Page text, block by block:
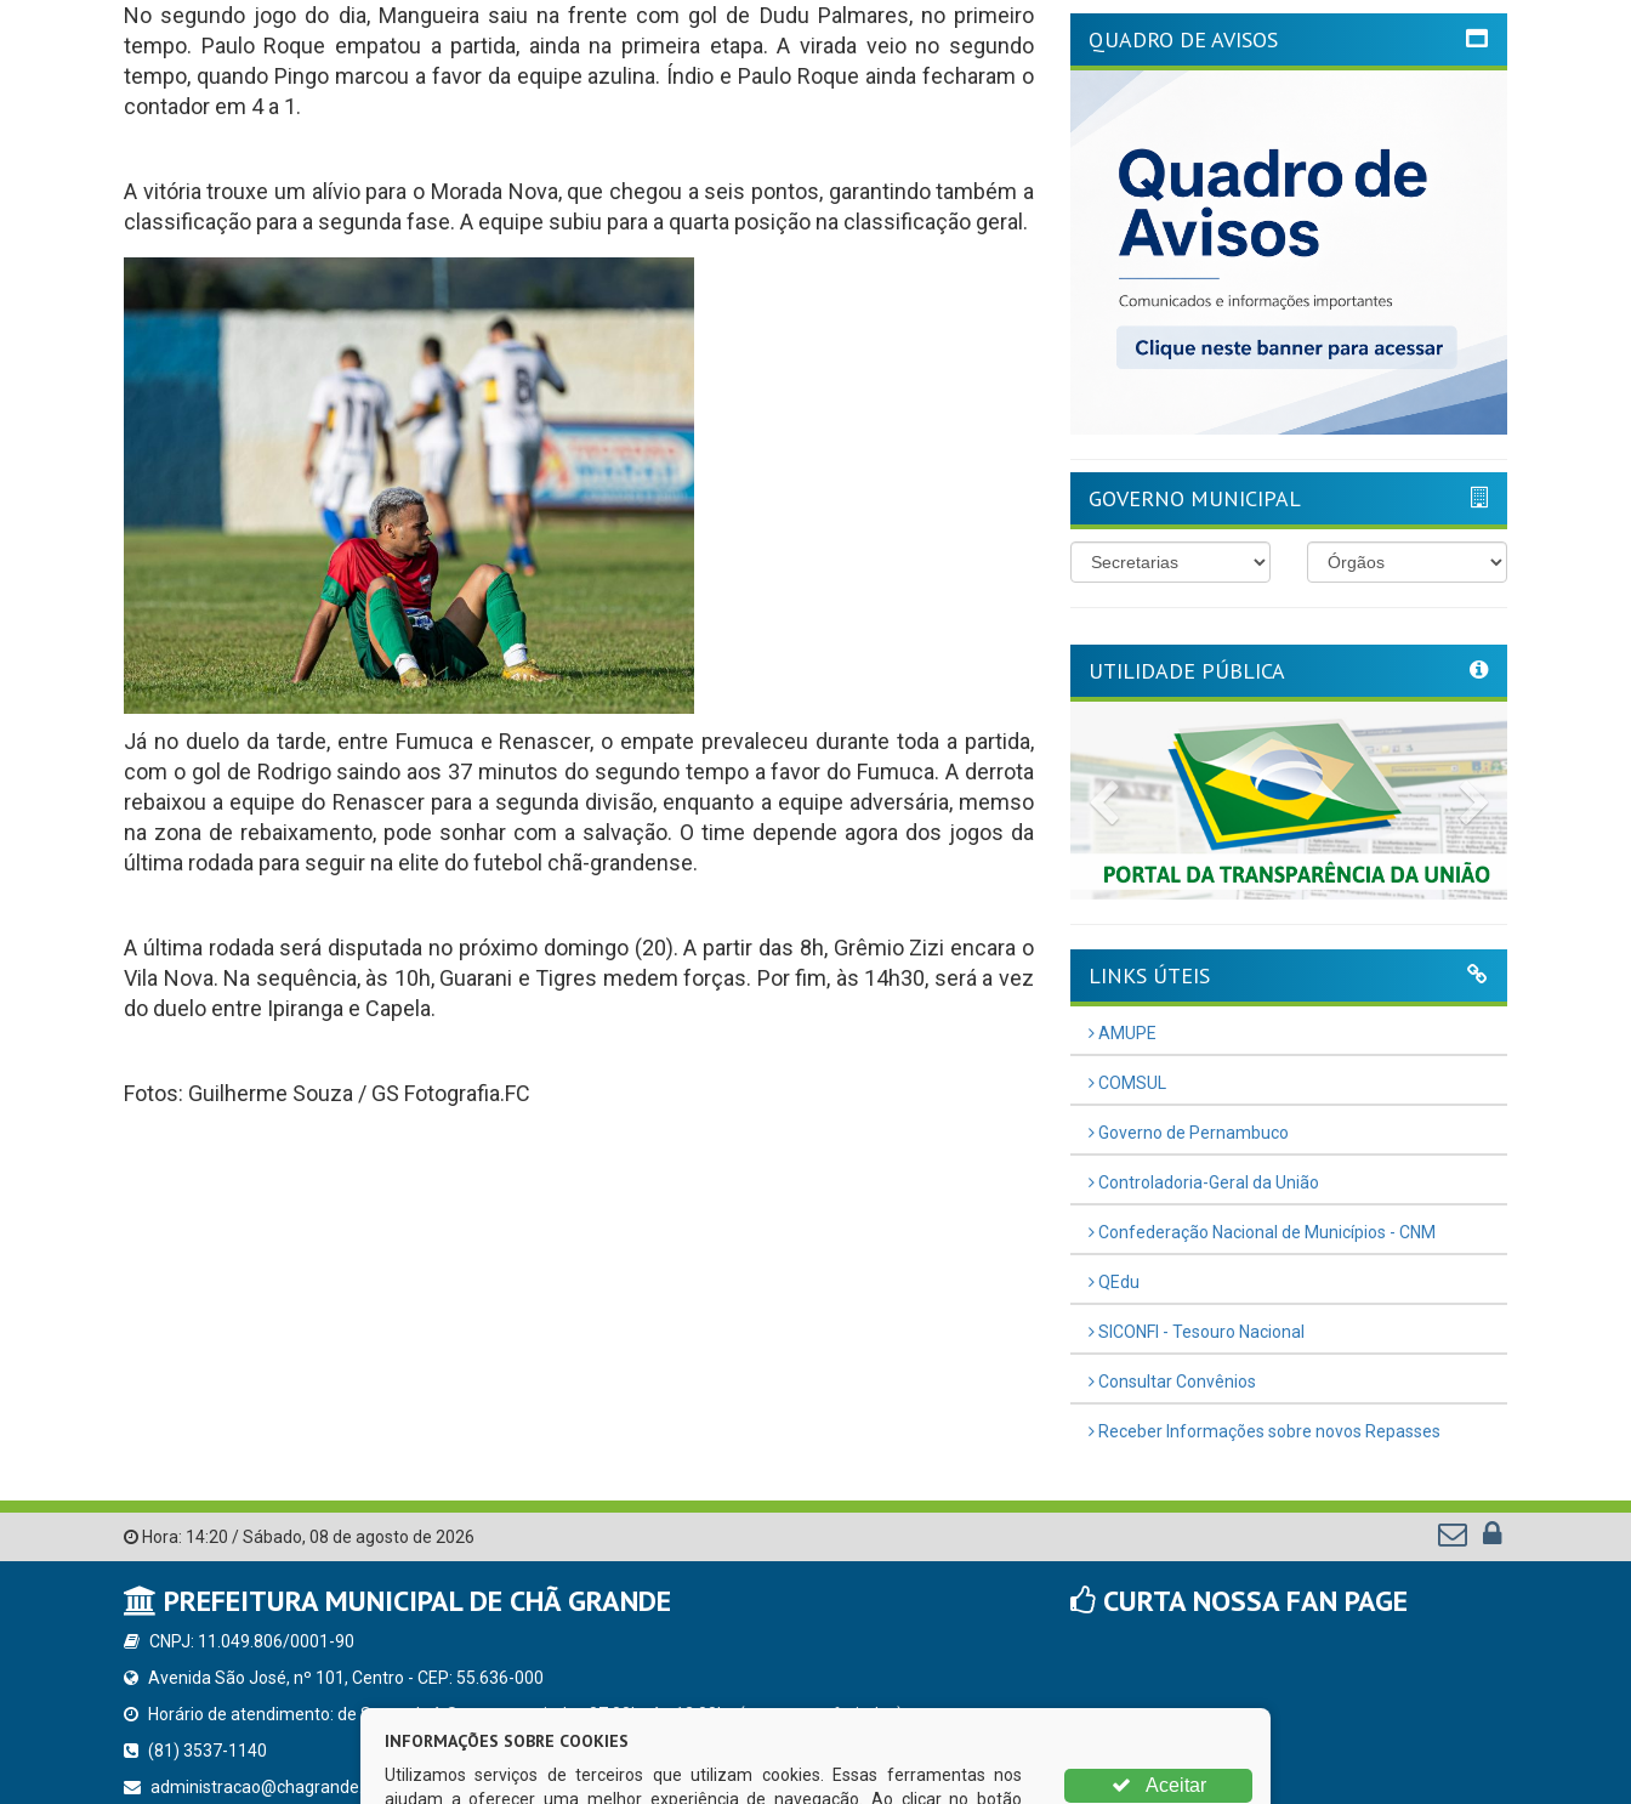
No segundo jogo do dia, Mangueira saiu na frente com gol de Dudu Palmares, no primeiro
tempo. Paulo Roque empatou a partida, ainda na primeira etapa. A virada veio no segundo
tempo, quando Pingo marcou a favor da equipe azulina. Índio e Paulo Roque ainda fecharam o
contador em 4 a 1.
A vitória trouxe um alívio para o Morada Nova, que chegou a seis pontos, garantindo também a
classificação para a segunda fase. A equipe subiu para a quarta posição na classificação geral.
Já no duelo da tarde, entre Fumuca e Renascer, o empate prevaleceu durante toda a partida,
com o gol de Rodrigo saindo aos 37 minutos do segundo tempo a favor do Fumuca. A derrota
rebaixou a equipe do Renascer para a segunda divisão, enquanto a equipe adversária, memso
na zona de rebaixamento, pode sonhar com a salvação. O time depende agora dos jogos da
última rodada para seguir na elite do futebol chã-grandense.
A última rodada será disputada no próximo domingo (20). A partir das 8h, Grêmio Zizi encara o
Vila Nova. Na sequência, às 10h, Guarani e Tigres medem forças. Por fim, às 14h30, será a vez
do duelo entre Ipiranga e Capela.
Fotos: Guilherme Souza / GS Fotografia.FC
QUADRO DE AVISOS
GOVERNO MUNICIPAL
UTILIDADE PÚBLICA
Previous
LINKS ÚTEIS
AMUPE
COMSUL
Governo de Pernambuco
Controladoria-Geral da União
Confederação Nacional de Municípios - CNM
QEdu
SICONFI - Tesouro Nacional
Consultar Convênios
Receber Informações sobre novos Repasses
Hora: 14:20 /Sábado, 08 de agosto de 2026
PREFEITURA MUNICIPAL DE CHÃ GRANDE
CNPJ: 11.049.806/0001-90
Avenida São José, nº 101, Centro - CEP: 55.636-000
Horário de atendimento: de Segunda à Sexta, a partir das 07:00hs às 13:00hs (exceto nos feriados)
(81) 3537-1140
administracao@chagrande.pe.gov.br
CURTA NOSSA FAN PAGE
INFORMAÇÕES SOBRE COOKIES
Utilizamos serviços de terceiros que utilizam cookies. Essas ferramentas nos
ajudam a oferecer uma melhor experiência de navegação. Ao clicar no botão
Aceitar